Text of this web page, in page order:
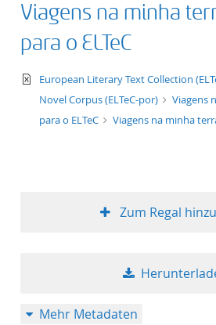
Viagens na minha
para o ELTeC
text/xml
European Literary Text Collection
Novel Corpus (ELTeC-por)
Viagens
para o ELTeC
Viagens na minha
Zum Regal
Mehr Metadaten